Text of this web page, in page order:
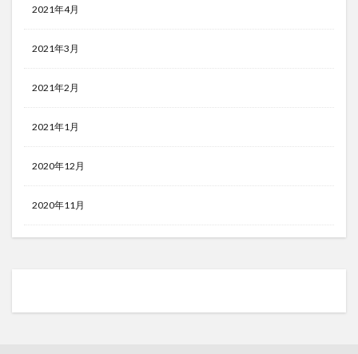
2021年4月
2021年3月
2021年2月
2021年1月
2020年12月
2020年11月